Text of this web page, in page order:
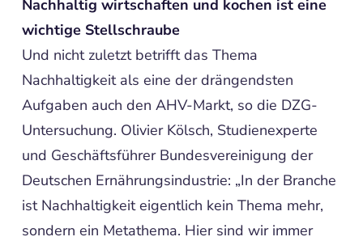
Nachhaltig wirtschaften und kochen ist eine
wichtige Stellschraube
Und nicht zuletzt betrifft das Thema
Nachhaltigkeit als eine der drängendsten
Aufgaben auch den AHV-Markt, so die DZG-
Untersuchung. Olivier Kölsch, Studienexperte
und Geschäftsführer Bundesvereinigung der
Deutschen Ernährungsindustrie: „In der Branche
ist Nachhaltigkeit eigentlich kein Thema mehr,
sondern ein Metathema. Hier sind wir immer